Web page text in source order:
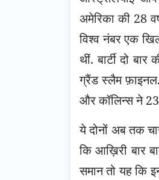
अमेरिका की 28
विश्व नंबर एक
थीं. बार्टी दो
ग्रैंड स्लैम फ़ाइनल.
और कॉलिन्स ने 23
ये दोनों अब तक
कि आख़िरी बार
समान तो यह कि